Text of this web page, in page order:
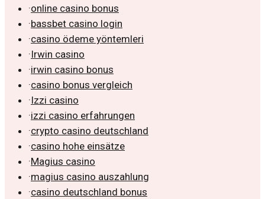
·online casino bonus
·bassbet casino login
·casino ödeme yöntemleri
·Irwin casino
·irwin casino bonus
·casino bonus vergleich
·Izzi casino
·izzi casino erfahrungen
·crypto casino deutschland
·casino hohe einsätze
·Magius casino
·magius casino auszahlung
·casino deutschland bonus